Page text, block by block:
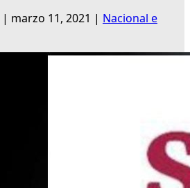
| marzo 11, 2021 | Nacional e